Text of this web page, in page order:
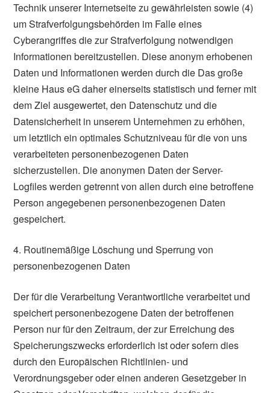
Technik unserer Internetseite zu gewährleisten sowie (4)
um Strafverfolgungsbehörden im Falle eines
Cyberangriffes die zur Strafverfolgung notwendigen
Informationen bereitzustellen. Diese anonym erhobenen
Daten und Informationen werden durch die Das große
kleine Haus eG daher einerseits statistisch und ferner mit
dem Ziel ausgewertet, den Datenschutz und die
Datensicherheit in unserem Unternehmen zu erhöhen,
um letztlich ein optimales Schutzniveau für die von uns
verarbeiteten personenbezogenen Daten
sicherzustellen. Die anonymen Daten der Server-
Logfiles werden getrennt von allen durch eine betroffene
Person angegebenen personenbezogenen Daten
gespeichert.
4. Routinemäßige Löschung und Sperrung von
personenbezogenen Daten
Der für die Verarbeitung Verantwortliche verarbeitet und
speichert personenbezogene Daten der betroffenen
Person nur für den Zeitraum, der zur Erreichung des
Speicherungszwecks erforderlich ist oder sofern dies
durch den Europäischen Richtlinien- und
Verordnungsgeber oder einen anderen Gesetzgeber in